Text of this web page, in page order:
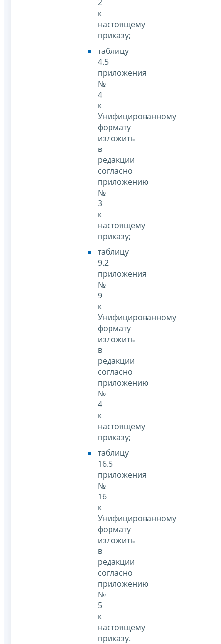
2
к
настоящему
приказу;
таблицу
4.5
приложения
№
4
к
Унифицированному
формату
изложить
в
редакции
согласно
приложению
№
3
к
настоящему
приказу;
таблицу
9.2
приложения
№
9
к
Унифицированному
формату
изложить
в
редакции
согласно
приложению
№
4
к
настоящему
приказу;
таблицу
16.5
приложения
№
16
к
Унифицированному
формату
изложить
в
редакции
согласно
приложению
№
5
к
настоящему
приказу.